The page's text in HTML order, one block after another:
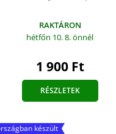
RAKTÁRON
hétfőn 10. 8.önnél
1 900 Ft
RÉSZLETEK
készült